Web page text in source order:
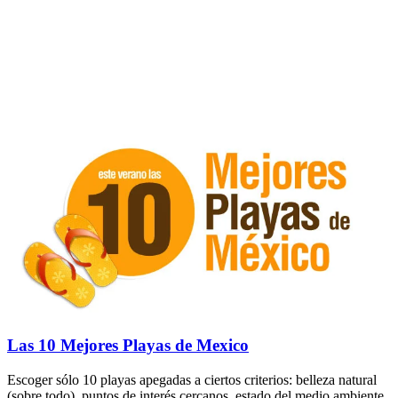
Las 10 Mejores Playas de Mexico
Escoger sólo 10 playas apegadas a ciertos criterios: belleza natural